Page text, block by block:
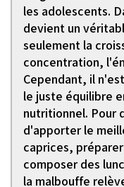
les adolescents.
devient un
seulement la
concentration,
Cependant, il
le juste équilibre
nutritionnel. Pour
d'apporter le
caprices,
composer des
la malbouffe